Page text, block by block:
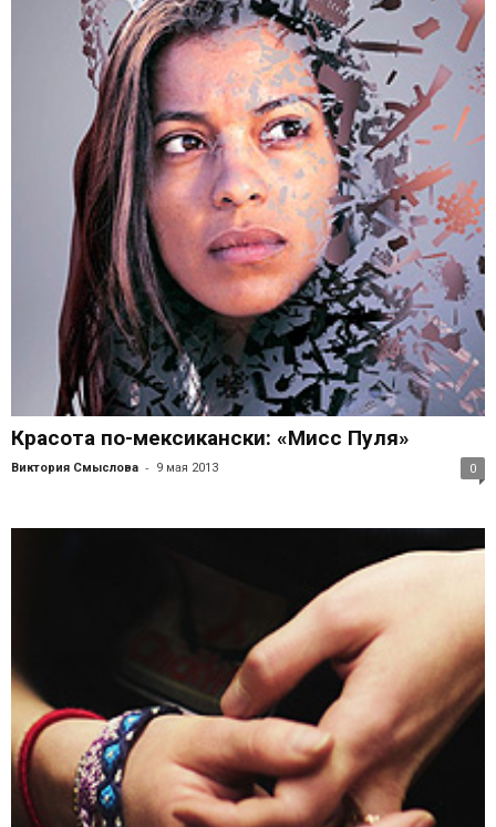
Красота по-мексикански: «Мисс Пуля»
Виктория Смыслова - 9 мая 2013 0